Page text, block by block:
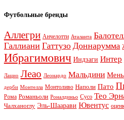
Футбольные бренды
Аллегри Анчелотти Аталанта
Галлиани Гаттузо Доннарумма
Ибрагимович Индзаги Интер
Лацио Леао Леонардо Мальдини
дерби Монтелла Монтоливо Наполи Пато
Рома Романьоли Роналдиньо Сусо Тео
Чалханоглу Эль-Шаарави Ювентус